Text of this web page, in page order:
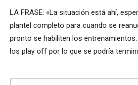
LA FRASE: «La situación está ahí,
plantel completo para cuando se
pronto se habiliten los
los play off por lo que se podría